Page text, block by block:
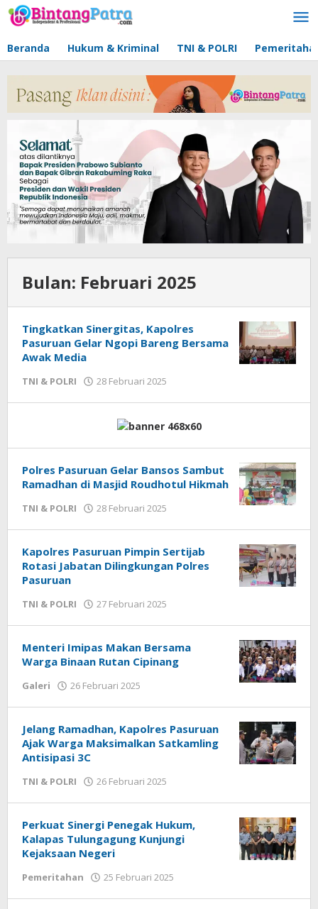
Lewati
ke
Beranda Hukum & Kriminal TNI & POLRI
Bulan: Februari 2025
Tingkatkan Sinergitas, Kapolres
Pasuruan Gelar Ngopi Bareng Bersama
Awak Media
TNI & POLRI 28 Februari 2025
Polres Pasuruan Gelar Bansos Sambut
Ramadhan di Masjid Roudhotul Hikmah
TNI & POLRI 28 Februari 2025
Kapolres Pasuruan Pimpin Sertijab
Rotasi Jabatan Dilingkungan Polres
Pasuruan
TNI & POLRI 27 Februari 2025
Menteri Imipas Makan Bersama
Warga Binaan Rutan Cipinang
Galeri 26 Februari 2025
Jelang Ramadhan, Kapolres Pasuruan
Ajak Warga Maksimalkan Satkamling
Antisipasi 3C
TNI & POLRI 26 Februari 2025
Perkuat Sinergi Penegak Hukum,
Kalapas Tulungagung Kunjungi
Kejaksaan Negeri
Pemeritahan 25 Februari 2025